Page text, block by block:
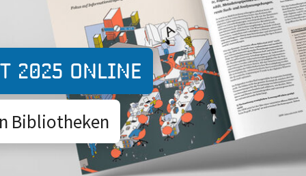
2025 online
Bibliotheken
Expedition
Eine Peer-to-
Forschung